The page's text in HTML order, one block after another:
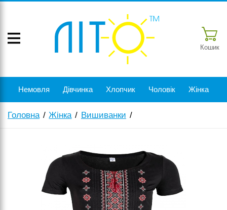
Кошик
Немовля Дівчинка Хлопчик Чоловік Жінка
Головна Жінка Вишиванки